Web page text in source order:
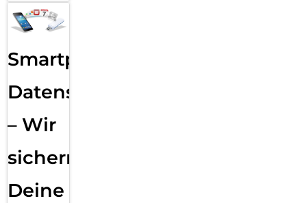
Smartphone
Datensicherung
– Wir
sichern
Deine